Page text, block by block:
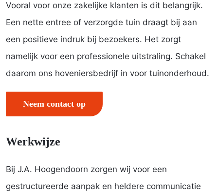
Vooral voor onze zakelijke klanten is dit belangrijk.
Een nette entree of verzorgde tuin draagt bij aan
een positieve indruk bij bezoekers. Het zorgt
namelijk voor een professionele uitstraling. Schakel
daarom ons hoveniersbedrijf in voor tuinonderhoud.
Neem contact op
Werkwijze
Bij J.A. Hoogendoorn zorgen wij voor een
gestructureerde aanpak en heldere communicatie